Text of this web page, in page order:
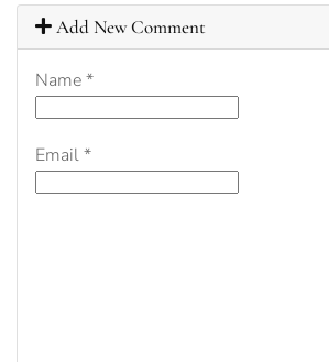
Add New Comment
Name*
Email*